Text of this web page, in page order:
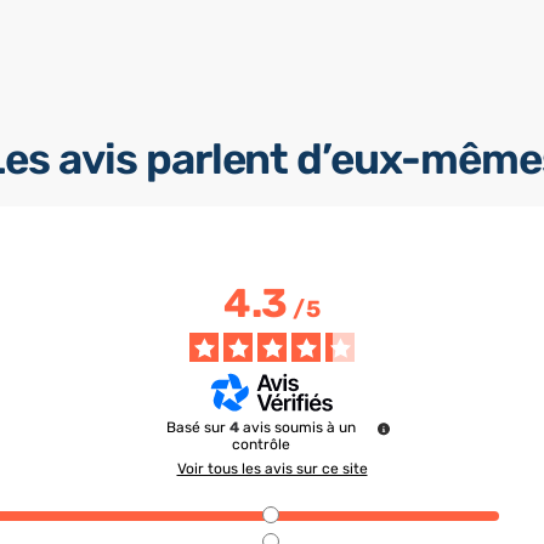
avis parlent d’eux-
4.3/5
Basé sur 4 avis soumis à un
contrôle
Voir tous les avis sur ce site